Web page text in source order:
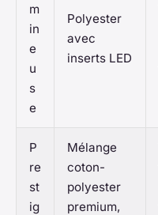
m
in
e
u
s
e
Polyester
avec
inserts LED
P
re
st
ig
Mélange
coton-
polyester
premium,